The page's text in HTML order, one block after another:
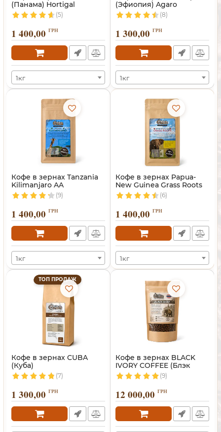
(Панама) Hortigal
(5)
1 400,00 ГРН
1кг
(Эфиопия) Agaro
(8)
1 300,00 ГРН
1кг
Кофе в зернах Tanzania
Kilimanjaro AA
(Танзания)
(9)
1 400,00 ГРН
1кг
Кофе в зернах Papua-
New Guinea Grass Roots
(6)
1 400,00 ГРН
1кг
ТОП ПРОДАЖ
Кофе в зернах CUBA
(Куба)
(7)
1 300,00 ГРН
Кофе в зернах BLACK
IVORY COFFEE (Блэк
Айвори)
(9)
12 000,00 ГРН